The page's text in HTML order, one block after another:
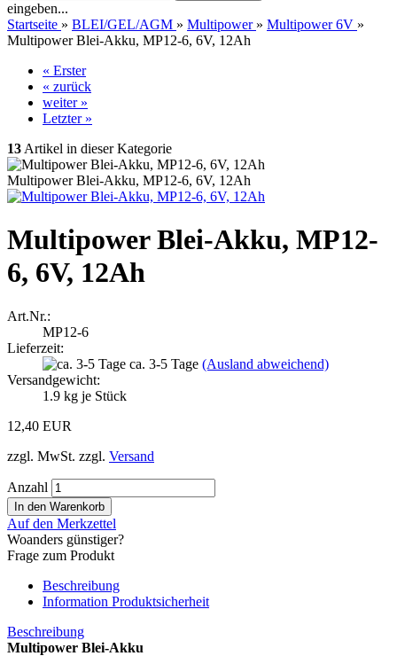
eingeben...
Startseite » BLEI/GEL/AGM » Multipower » Multipower 6V »
Multipower Blei-Akku, MP12-6, 6V, 12Ah
« Erster
« zurück
weiter »
Letzter »
13 Artikel in dieser Kategorie
Multipower Blei-Akku, MP12-6, 6V, 12Ah
Multipower Blei-Akku, MP12-
6, 6V, 12Ah
Art.Nr.:
MP12-6
Lieferzeit:
ca. 3-5 Tage (Ausland abweichend)
Versandgewicht:
1.9 kg je Stück
12,40 EUR
zzgl. MwSt. zzgl. Versand
Anzahl
Auf den Merkzettel
Woanders günstiger?
Frage zum Produkt
Beschreibung
Information Produktsicherheit
Beschreibung
Multipower Blei-Akku